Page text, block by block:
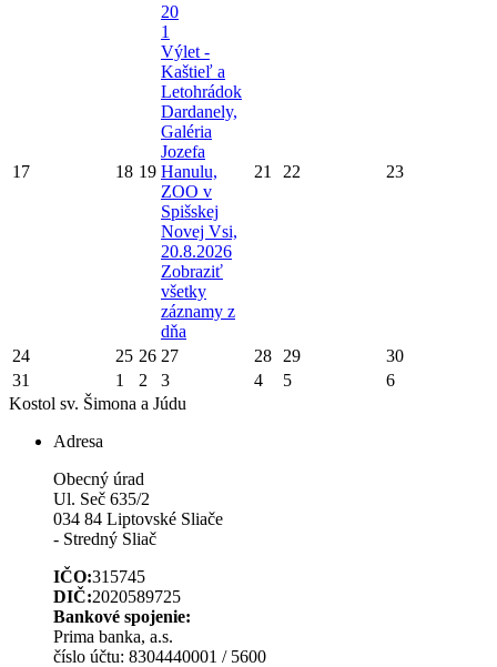
17 18 19
20
1
Výlet -
Kaštieľ a
Letohrádok
Dardanely,
Galéria
Jozefa
Hanulu,
ZOO v
Spišskej
Novej Vsi,
20.8.2026
Zobraziť
všetky
záznamy z
dňa
21 22 23
24 25 26 27 28 29
30
31
1 2 3 4 5
6
Kostol sv. Šimona a Júdu
Adresa
Obecný úrad
Ul. Seč 635/2
034 84 Liptovské Sliače
- Stredný Sliač
IČO:315745
DIČ:2020589725
Bankové spojenie:
Prima banka, a.s.
číslo účtu: 8304440001 / 5600